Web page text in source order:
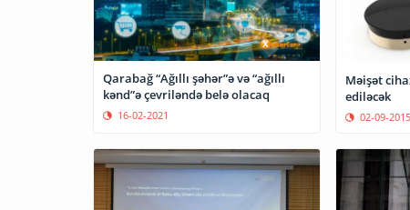
Qarabağ “Ağıllı şəhər”ə və “ağıllı
kənd”ə çevriləndə belə olacaq
16-02-2021
Məişət
ediləcək
02-09-2015